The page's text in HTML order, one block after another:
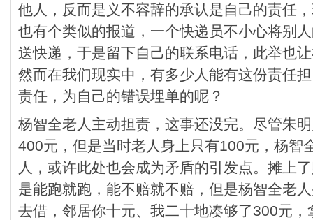
他人，反而是义不容辞的承认是自己的责任
也有个类似的报道，一个快递员不小心将别
送快递，于是留下自己的联系电话，此举也
然而在我们现实中，有多少人能有这份责任
责任，为自己的错误埋单的呢？
杨智全老人主动担责，这事还没完。尽管朱
400元，但是当时老人身上只有100元，杨智
人，或许此处也会成为矛盾的引发点。摊上
是能跑就跑，能不赔就不赔，但是杨智全老
去借，邻居你十元、我二十地凑够了300元